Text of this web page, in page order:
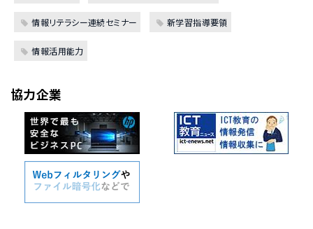
情報リテラシー連続セミナー 新学習指導要領
情報活用能力
協力企業